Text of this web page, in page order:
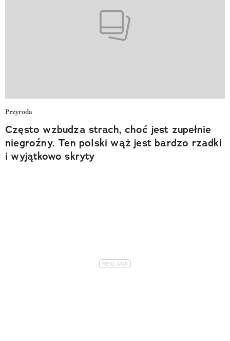
Przyroda
Często wzbudza strach, choć jest zupełnie
niegroźny. Ten polski wąż jest bardzo rzadki
i wyjątkowo skryty